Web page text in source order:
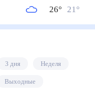
26° 21°
3 дня Неделя
Выходные